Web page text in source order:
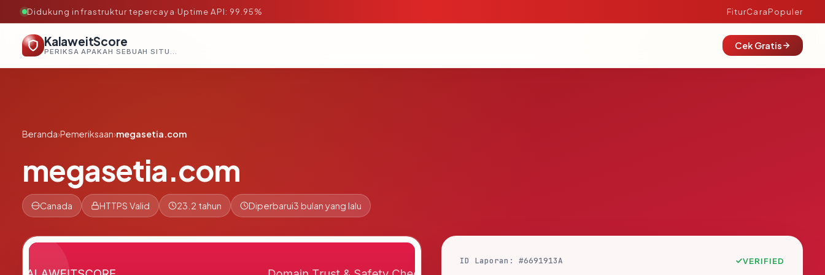
Didukung infrastruktur tepercaya·Uptime API: 99.95% FiturCaraPopuler
KalaweitScore
PERIKSA APAKAH SEBUAH SITUS AMAN, TEPERCAYA, DAN TERVERIFIKASI DALAM HITUNGAN DETIK.
Cek Gratis
Beranda›Pemeriksaan›megasetia.com
megasetia.com
Canada HTTPS Valid 23.2 tahun Diperbarui3 bulan yang lalu
ID Laporan: #6691913A VERIFIED